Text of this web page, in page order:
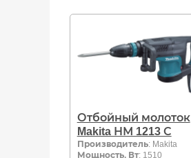
Отбойный молоток
Makita НМ 1213 С
Производитель: Makita
Мощность, Вт: 1510